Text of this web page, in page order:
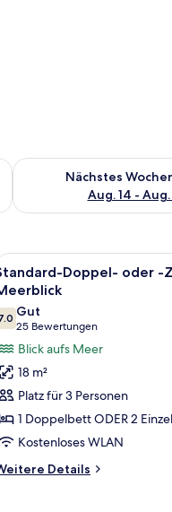
Wochenende, Aug. 7 -
Nächstes
Aug. 14 - Aug.
Überprüfe die
ordentlich bezogenen Bett,
oder
-
anzeigen
8
Doppel- oder -
7.0 von 10
Gut
25 Bewertungen
(25
Bewertungen)
Blick aufs Meer
18 m²
Platz für 3 Personen
1 Doppelbett ODER 2
Kostenloses WLAN
Details